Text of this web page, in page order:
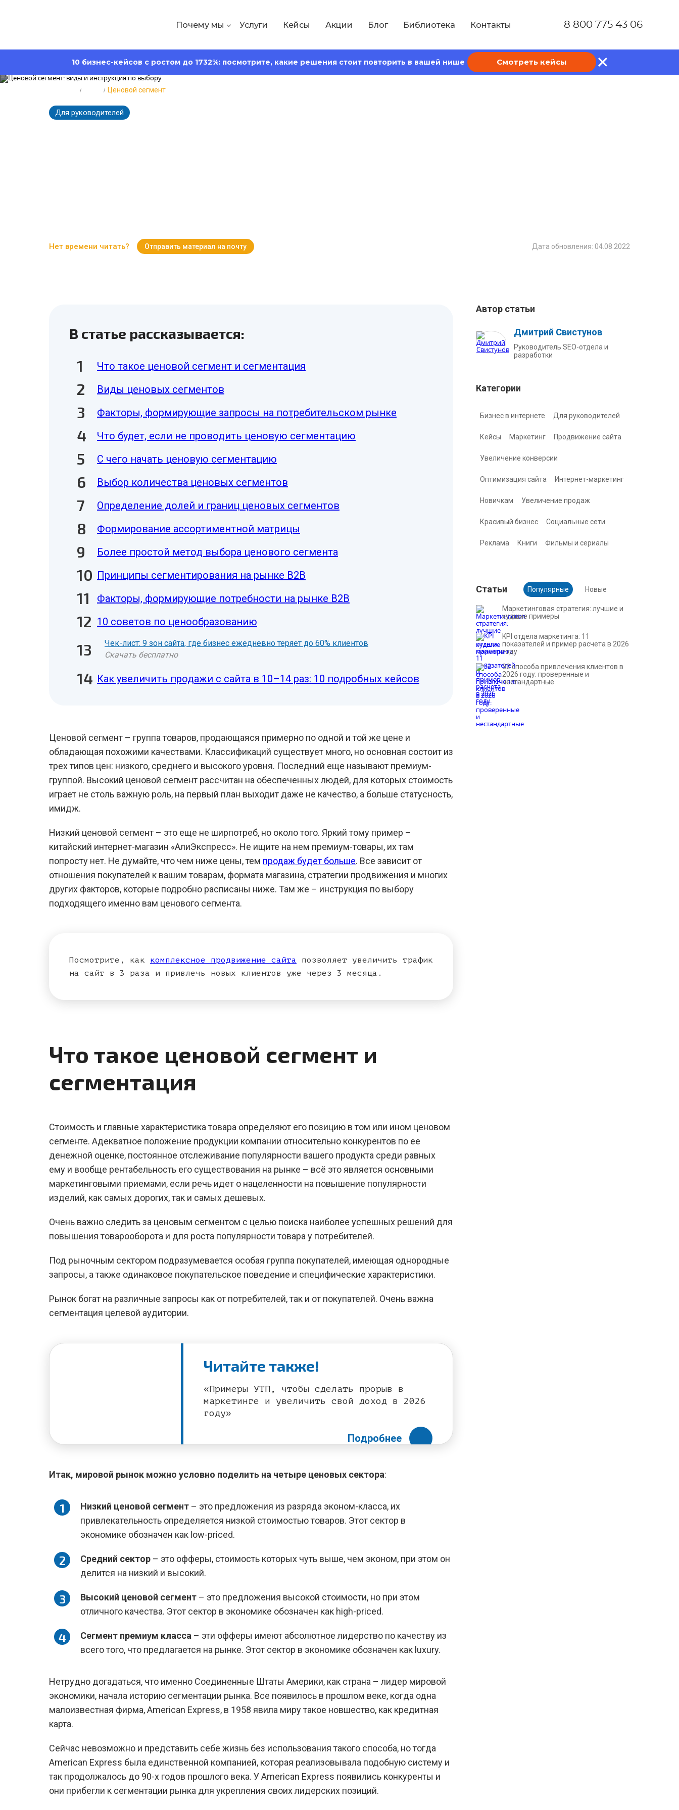
Почему мы Услуги Кейсы Акции Блог Библиотека Контакты 8 800 775 43 06
10 бизнес-кейсов с ростом до 1732%: посмотрите, какие решения стоит повторить в вашей нише Смотреть кейсы
Ценовой сегмент
Для руководителей
Нет времени читать? Отправить материал на почту Дата обновления: 04.08.2022
В статье рассказывается:
Что такое ценовой сегмент и сегментация
Виды ценовых сегментов
Факторы, формирующие запросы на потребительском рынке
Что будет, если не проводить ценовую сегментацию
С чего начать ценовую сегментацию
Выбор количества ценовых сегментов
Определение долей и границ ценовых сегментов
Формирование ассортиментной матрицы
Более простой метод выбора ценового сегмента
Принципы сегментирования на рынке B2B
Факторы, формирующие потребности на рынке B2B
10 советов по ценообразованию
Чек-лист: 9 зон сайта, где бизнес ежедневно теряет до 60% клиентов
Скачать бесплатно
Как увеличить продажи с сайта в 10–14 раз: 10 подробных кейсов
Ценовой сегмент – группа товаров, продающаяся примерно по одной и той же цене и
обладающая похожими качествами. Классификаций существует много, но основная состоит из
трех типов цен: низкого, среднего и высокого уровня. Последний еще называют премиум-
группой. Высокий ценовой сегмент рассчитан на обеспеченных людей, для которых стоимость
играет не столь важную роль, на первый план выходит даже не качество, а больше статусность,
имидж.
Низкий ценовой сегмент – это еще не ширпотреб, но около того. Яркий тому пример –
китайский интернет-магазин «АлиЭкспресс». Не ищите на нем премиум-товары, их там
попросту нет. Не думайте, что чем ниже цены, тем продаж будет больше. Все зависит от
отношения покупателей к вашим товарам, формата магазина, стратегии продвижения и многих
других факторов, которые подробно расписаны ниже. Там же – инструкция по выбору
подходящего именно вам ценового сегмента.
Посмотрите, как комплексное продвижение сайта позволяет увеличить трафик
на сайт в 3 раза и привлечь новых клиентов уже через 3 месяца.
Что такое ценовой сегмент и
сегментация
Стоимость и главные характеристика товара определяют его позицию в том или ином ценовом
сегменте. Адекватное положение продукции компании относительно конкурентов по ее
денежной оценке, постоянное отслеживание популярности вашего продукта среди равных
ему и вообще рентабельность его существования на рынке – всё это является основными
маркетинговыми приемами, если речь идет о нацеленности на повышение популярности
изделий, как самых дорогих, так и самых дешевых.
Очень важно следить за ценовым сегментом с целью поиска наиболее успешных решений для
повышения товарооборота и для роста популярности товара у потребителей.
Под рыночным сектором подразумевается особая группа покупателей, имеющая однородные
запросы, а также одинаковое покупательское поведение и специфические характеристики.
Рынок богат на различные запросы как от потребителей, так и от покупателей. Очень важна
сегментация целевой аудитории.
Читайте также!
«Примеры УТП, чтобы сделать прорыв в
маркетинге и увеличить свой доход в 2026
году»
Подробнее
Итак, мировой рынок можно условно поделить на четыре ценовых сектора:
Низкий ценовой сегмент – это предложения из разряда эконом-класса, их
привлекательность определяется низкой стоимостью товаров. Этот сектор в
экономике обозначен как low-priced.
Средний сектор – это офферы, стоимость которых чуть выше, чем эконом, при этом он
делится на низкий и высокий.
Высокий ценовой сегмент – это предложения высокой стоимости, но при этом
отличного качества. Этот сектор в экономике обозначен как high-priced.
Сегмент премиум класса – эти офферы имеют абсолютное лидерство по качеству из
всего того, что предлагается на рынке. Этот сектор в экономике обозначен как luxury.
Нетрудно догадаться, что именно Соединенные Штаты Америки, как страна – лидер мировой
экономики, начала историю сегментации рынка. Все появилось в прошлом веке, когда одна
малоизвестная фирма, American Express, в 1958 явила миру такое новшество, как кредитная
карта.
Сейчас невозможно и представить себе жизнь без использования такого способа, но тогда
American Express была единственной компанией, которая реализовывала подобную систему и
так продолжалось до 90-х годов прошлого века. У American Express появились конкуренты и
они прибегли к сегментации рынка для укрепления своих лидерских позиций.
Автор статьи
Дмитрий Свистунов
Руководитель SEO-отдела и
разработки
Категории
Бизнес в интернете Для руководителей
Кейсы Маркетинг Продвижение сайта
Увеличение конверсии
Оптимизация сайта Интернет-маркетинг
Новичкам Увеличение продаж
Красивый бизнес Социальные сети
Реклама Книги Фильмы и сериалы
Cтатьи Популярные Новые
Маркетинговая стратегия: лучшие и
худшие примеры
KPI отдела маркетинга: 11
показателей и пример расчета в 2026
году
32 способа привлечения клиентов в
2026 году: проверенные и
нестандартные